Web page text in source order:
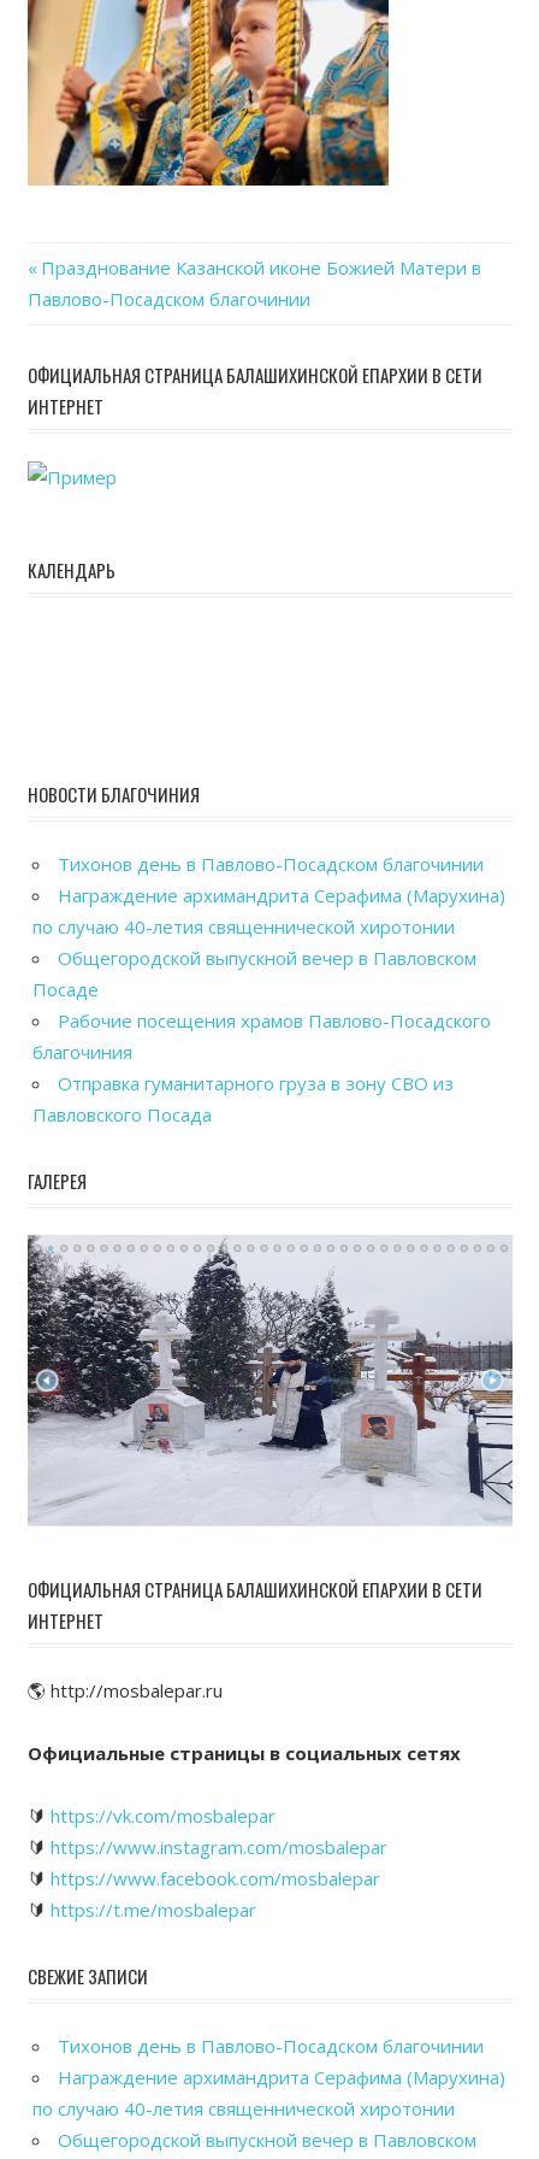
Навигация
записям
Previous
Post:
Празднование Казанской иконе Божией Матери в
Павлово-Посадском благочинии
ОФИЦИАЛЬНАЯ СТРАНИЦА БАЛАШИХИНСКОЙ ЕПАРХИИ В СЕТИ
ИНТЕРНЕТ
КАЛЕНДАРЬ
НОВОСТИ БЛАГОЧИНИЯ
Тихонов день в Павлово-Посадском благочинии
Награждение архимандрита Серафима (Марухина)
по случаю 40-летия священнической хиротонии
Общегородской выпускной вечер в Павловском
Посаде
Рабочие посещения храмов Павлово-Посадского
благочиния
Отправка гуманитарного груза в зону СВО из
Павловского Посада
ГАЛЕРЕЯ
ОФИЦИАЛЬНАЯ СТРАНИЦА БАЛАШИХИНСКОЙ ЕПАРХИИ В СЕТИ
ИНТЕРНЕТ
🌎 http://mosbalepar.ru
Официальные страницы в социальных сетях
🔰 https://vk.com/mosbalepar
🔰 https://www.instagram.com/mosbalepar
🔰 https://www.facebook.com/mosbalepar
🔰 https://t.me/mosbalepar
СВЕЖИЕ ЗАПИСИ
Тихонов день в Павлово-Посадском благочинии
Награждение архимандрита Серафима (Марухина)
по случаю 40-летия священнической хиротонии
Общегородской выпускной вечер в Павловском